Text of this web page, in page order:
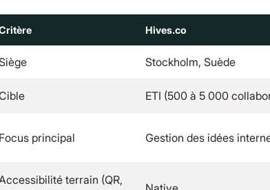
Hives.co
Siège Stockholm, Suède
ETI (500 à 5 000
Focus principal Gestion des idées
terrain (QR,